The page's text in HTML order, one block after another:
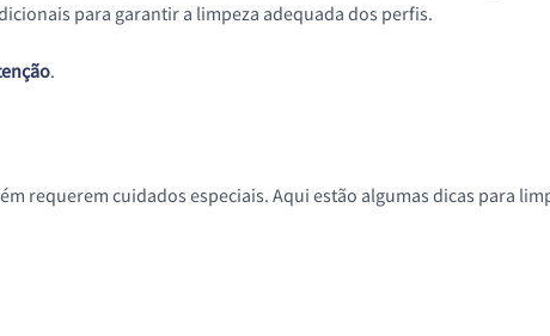
para garantir a limpeza adequada dos perfis.
.
requerem cuidados especiais. Aqui estão algumas dicas para